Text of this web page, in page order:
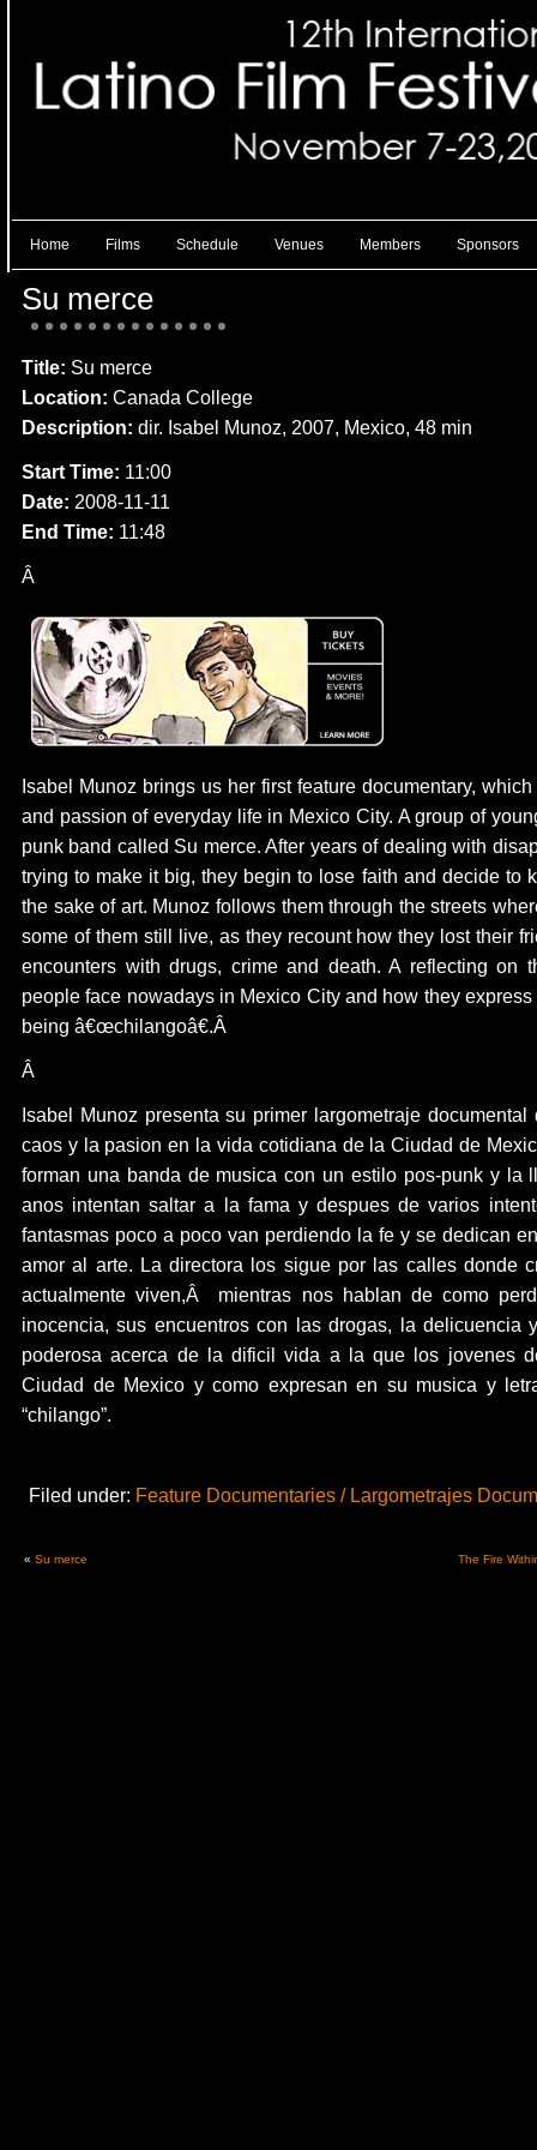
Home Films Schedule Venues Members Sponsors
Su merce
Title: Su merce
Location: Canada College
Description: dir. Isabel Munoz, 2007, Mexico, 48 min
Start Time: 11:00
Date: 2008-11-11
End Time: 11:48
Â
Isabel Munoz brings us her first feature documentary,
and passion of everyday life in Mexico City. A group of
punk band called Su merce. After years of dealing with
trying to make it big, they begin to lose faith and decide to
the sake of art. Munoz follows them through the streets
some of them still live, as they recount how they lost their
encounters with drugs, crime and death. A reflecting on
people face nowadays in Mexico City and how they
being â€œchilangoâ€.Â
Â
Isabel Munoz presenta su primer largometraje
caos y la pasion en la vida cotidiana de la Ciudad de
forman una banda de musica con un estilo pos-punk y la
anos intentan saltar a la fama y despues de varios
fantasmas poco a poco van perdiendo la fe y se dedican
amor al arte. La directora los sigue por las calles donde
actualmente viven,Â mientras nos hablan de como
inocencia, sus encuentros con las drogas, la delicuencia
poderosa acerca de la dificil vida a la que los jovenes
Ciudad de Mexico y como expresan en su musica y
“chilango”.
Filed under: Feature Documentaries / Largometrajes
« Su merce The Fire